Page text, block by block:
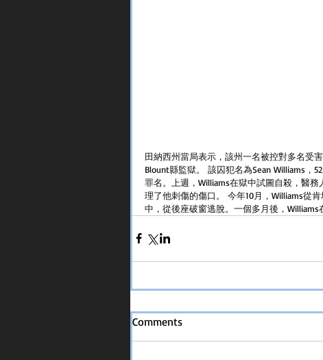
田納西州當局表示，該州一名被控對多名受
Blount縣監獄。 該囚犯名為Sean Williams，
罪名。上週，Williams在獄中試圖自殺，醫
理了他刺傷的傷口。 今年10月，Williams從
中，從後座破窗逃脫。一個多月後，Williams
Comments